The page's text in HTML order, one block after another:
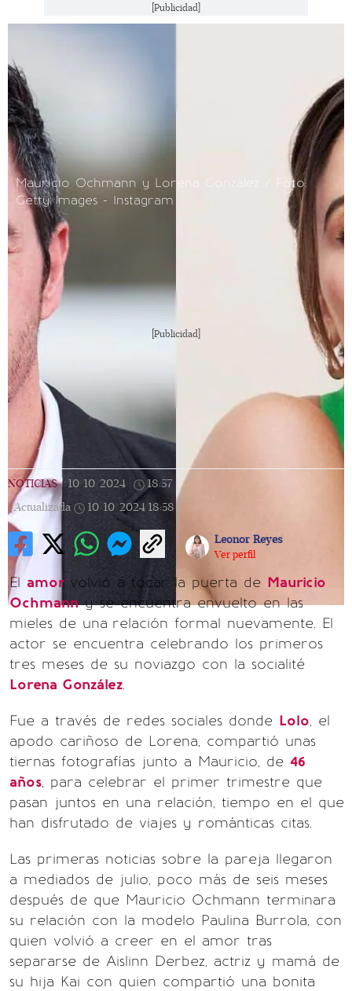
[Publicidad]
Mauricio Ochmann y Lorena González / Foto:
Getty Images - Instagram
[Publicidad]
NOTICIAS 10/10/2024 18:57
Actualizada
10/10/2024 18:58
Leonor Reyes
Ver perfil
El amor volvió a tocar la puerta de Mauricio
Ochmanny se encuentra envuelto en las
mieles de una relación formal nuevamente. El
actor se encuentra celebrando los primeros
tres meses de su noviazgo con la socialité
Lorena González.
Fue a través de redes sociales donde Lolo, el
apodo cariñoso de Lorena, compartió unas
tiernas fotografías junto a Mauricio, de 46
años, para celebrar el primer trimestre que
pasan juntos en una relación, tiempo en el que
han disfrutado de viajes y románticas citas.
Las primeras noticias sobre la pareja llegaron
a mediados de julio, poco más de seis meses
después de que Mauricio Ochmann terminara
su relación con la modelo Paulina Burrola, con
quien volvió a creer en el amor tras
separarse de Aislinn Derbez, actriz y mamá de
su hija Kai con quien compartió una bonita